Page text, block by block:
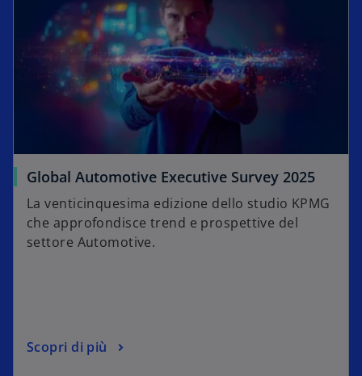
Global Automotive Executive Survey 2025
La venticinquesima edizione dello studio KPMG
che approfondisce trend e prospettive del
settore Automotive.
Scopri di più